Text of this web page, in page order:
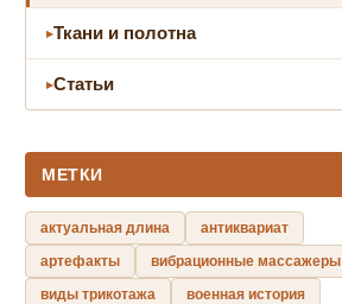
Ткани и полотна
Статьи
МЕТКИ
актуальная длина
антиквариат
артефакты
вибрационные массажеры
виды трикотажа
военная история